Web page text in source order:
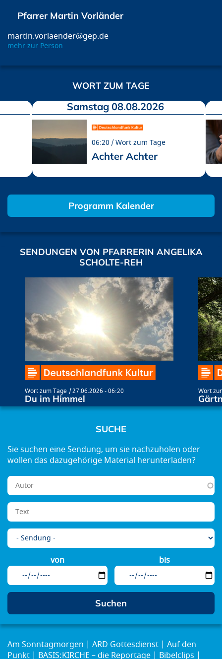
Pfarrer Martin Vorländer
martin.vorlaender@gep.de
mehr zur Person
WORT ZUM TAGE
Samstag 08.08.2026
06:20 Wort zum Tage
Achter Achter
Programm Kalender
SENDUNGEN VON PFARRERIN ANGELIKA
SCHOLTE-REH
Wort zum Tage 27.06.2026 - 06:20
Du im Himmel
Wort
SUCHE
von bis
Am Sonntagmorgen ARD Gottesdienst
Auf den
Punkt
BASIS:KIRCHE – die Reportage Bibelclips